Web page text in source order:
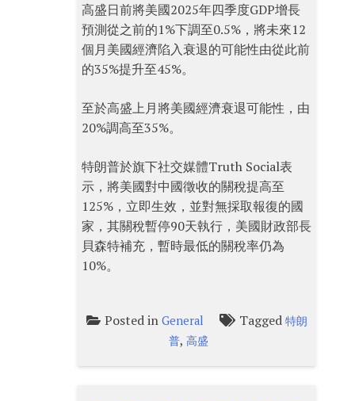
高盛日前將美國2025年四季度GDP增長
預測從之前的1%下調至0.5%，將未來12
個月美國經濟陷入衰退的可能性由從此前
的35%提升至45%。
至於高盛上月將美國經濟衰退可能性，由
20%調高至35%。
特朗普於旗下社交媒體Truth Social表
示，將美國對中國徵收的關稅提高至
125%，立即生效，並對無採取報復的國
家，其關稅暫停90天執行，美國財政部長
貝森特補充，暫時最低的關稅率仍為
10%。
Posted in General Tagged 特朗
普,高盛